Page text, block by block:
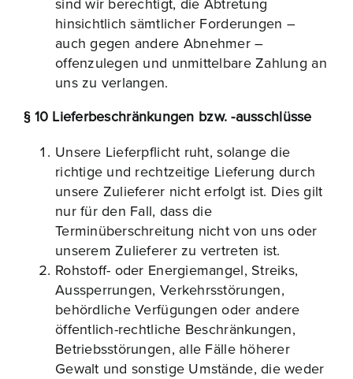
sind wir berechtigt, die Abtretung
hinsichtlich sämtlicher Forderungen –
auch gegen andere Abnehmer –
offenzulegen und unmittelbare Zahlung an
uns zu verlangen.
§ 10 Lieferbeschränkungen bzw. -ausschlüsse
Unsere Lieferpflicht ruht, solange die
richtige und rechtzeitige Lieferung durch
unsere Zulieferer nicht erfolgt ist. Dies gilt
nur für den Fall, dass die
Terminüberschreitung nicht von uns oder
unserem Zulieferer zu vertreten ist.
Rohstoff- oder Energiemangel, Streiks,
Aussperrungen, Verkehrsstörungen,
behördliche Verfügungen oder andere
öffentlich-rechtliche Beschränkungen,
Betriebsstörungen, alle Fälle höherer
Gewalt und sonstige Umstände, die weder